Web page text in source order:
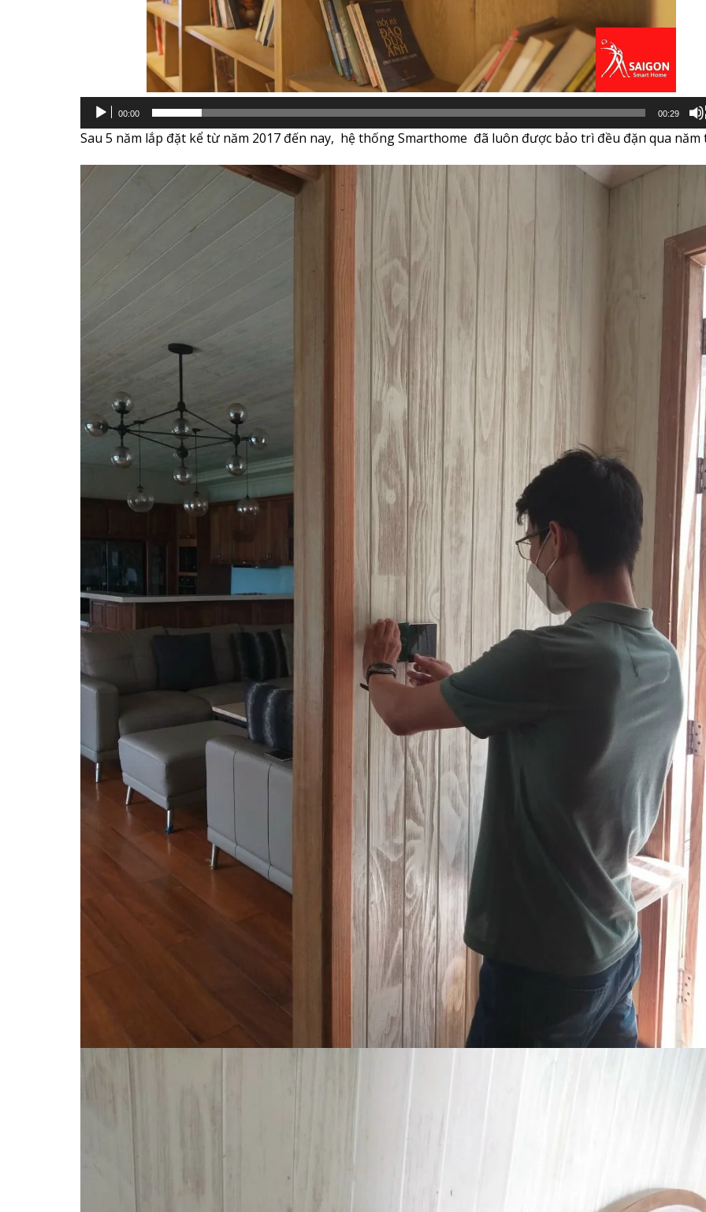
00:00 00:29
Sau 5 năm lắp đặt kể từ năm 2017 đến nay, hệ thống Smarthome đã luôn được bảo trì đều đặn qua năm